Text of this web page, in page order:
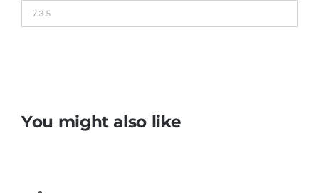
You might also like